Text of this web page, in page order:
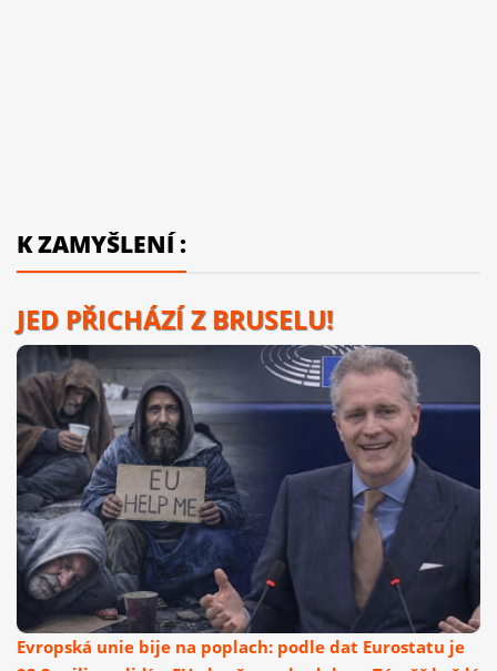
K ZAMYŠLENÍ :
JED PŘICHÁZÍ Z BRUSELU!
Evropská unie bije na poplach: podle dat Eurostatu je